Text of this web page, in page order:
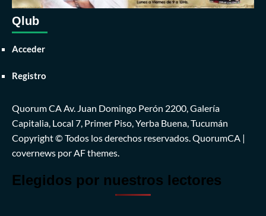
Qlub
Acceder
Registro
Quorum CA Av. Juan Domingo Perón 2200, Galería
Capitalia, Local 7, Primer Piso, Yerba Buena, Tucumán
Copyright © Todos los derechos reservados. QuorumCA |
covernews por AF themes.
Elegidos por nuestros lectores